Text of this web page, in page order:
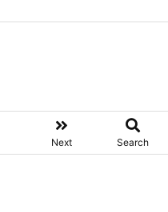
Next Search